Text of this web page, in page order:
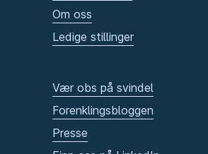
Om oss
Ledige stillinger
Vær obs på svindel
Forenklingsbloggen
Presse